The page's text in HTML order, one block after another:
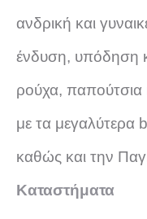
ανδρική και
ένδυση, υπόδηση
ρούχα, παπούτσια
με τα μεγαλύτερα
καθώς και την
Καταστήματα